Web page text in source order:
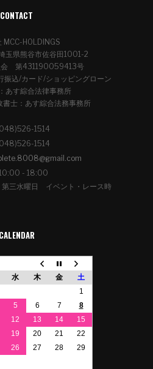
CONTACT
MCC-HOLDINGS
県熊谷市佐谷田1001-2
会 第431190059413号
振込/カード/ショッピングローン
あす綜合法律事務所
書士：あす綜合法務事務所
1514
1514
- 18:00
第三水曜日 イベント・レース時
CALENDAR
水 木 金
土
1
5 6 7
8
12 13 14
15
19 20 21
22
26 27 28
29